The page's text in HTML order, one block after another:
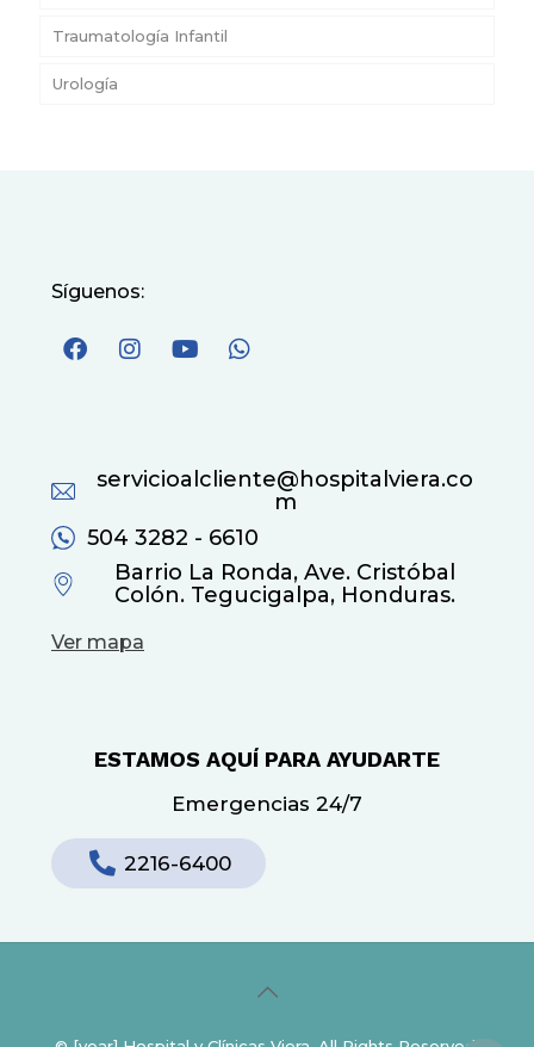
Traumatología Infantil
Urología
Síguenos:
servicioalcliente@hospitalviera.co
m
504 3282 - 6610
Barrio La Ronda, Ave. Cristóbal
Colón. Tegucigalpa, Honduras.
Ver mapa
ESTAMOS AQUÍ PARA AYUDARTE
Emergencias 24/7
2216-6400